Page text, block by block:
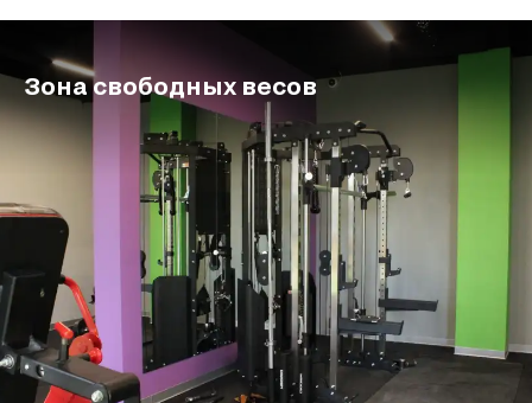
Зона свободных весов